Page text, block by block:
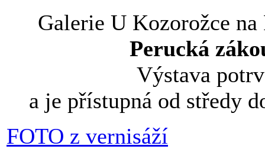
Galerie U Kozorožce
Perucká
Výstava
a je přístupná od středy
FOTO z vernisáží